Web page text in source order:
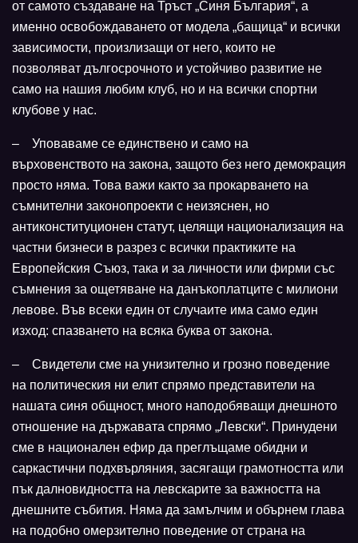
от самото създаване на Тръст „Синя България“, а
именно освобождаването от модела „бащица“ и всички
зависимости, произлизащи от него, които не
позволяват дългосрочното и устойчиво развитие не
само на нашия любим клуб, но и на всички спортни
клубове у нас.
– Уповаваме се единствено и само на
върховенството на закона, защото без него демокрация
просто няма. Това важи както за прокарването на
съмнителни законопроекти с неизяснен, но
антиконституционен статут, целящи национализация на
частни бизнеси в разрез с всички практиките на
Европейския Съюз, така и за личности или фирми със
съмнения за ощетяване на данъкоплатците с милиони
левове. Във всеки един от случаите има само един
изход: спазването на всяка буква от закона.
– Свидетели сме на унизително и грозно поведение
на политическия ни елит спрямо представители на
нашата синя общност, много наподобяващи днешното
отношение на държавата спрямо „Левски“. Принудени
сме в национален ефир да преглъщаме обидни и
саркастични подхвърляния, засягащи грамотността или
пък далновидността на левскарите за важността на
днешните събития. Няма да замълчим и обърнем глава
на подобно омерзително поведение от страна на